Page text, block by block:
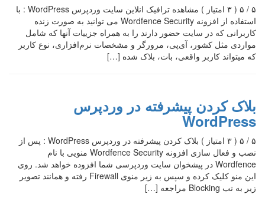
۵ / ۵ ( ۳ امتیاز ) مشاهده ترافیک انلاین سایت وردپرس WordPress : با
استفاده از افزونه Wordfence Security می توانید به صورت زنده
کاربرانی که در سایت حضور دارند را به همراه جزییات آنها که شامل
مواردی مثل کشور، آی‌پی، مرورگر و مشخصات نرم‌افزاری، نوع کاربر
که میتواند کاربر واقعی، بات، بلاک شده […]
بلاک کردن پیشرفته در وردپرس
WordPress
۵ / ۵ ( ۳ امتیاز ) بلاک کردن پیشرفته در وردپرس WordPress : پس از
نصب و فعال سازی افزونه Wordfence Security منویی با نام
Wordfence در پیشخوان سایت وردپرسی شما افزوده خواهد شد. روی
این منو کلیک کرده و سپس به زیر منوی Firewall رفته و همانند تصویر
زیر به تب Blocking مراجعه […]